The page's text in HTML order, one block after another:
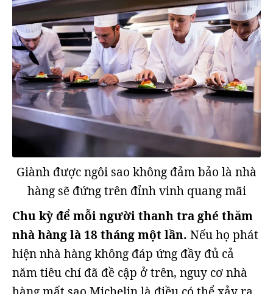
Giành được ngôi sao không đảm bảo là nhà
hàng sẽ đứng trên đỉnh vinh quang mãi
Chu kỳ để mỗi người thanh tra ghé thăm
nhà hàng là 18 tháng một lần. Nếu họ phát
hiện nhà hàng không đáp ứng đầy đủ cả
năm tiêu chí đã đề cập ở trên, nguy cơ nhà